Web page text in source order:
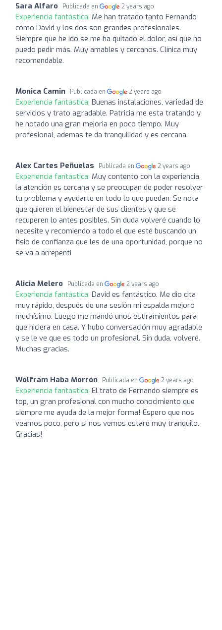
Sara Alfaro Publicada en 2 years ago
Experiencia fantástica: Me han tratado tanto Fernando
cómo David y los dos son grandes profesionales.
Siempre que he ido se me ha quitado el dolor, así que no
puedo pedir más. Muy amables y cercanos. Clínica muy
recomendable.
Monica Camin Publicada en 2 years ago
Experiencia fantástica: Buenas instalaciones, variedad de
servicios y trato agradable. Patricia me esta tratando y
he notado una gran mejoria en poco tiempo. Muy
profesional, ademas te da tranquilidad y es cercana.
Alex Cartes Peñuelas Publicada en 2 years ago
Experiencia fantástica: Muy contento con la experiencia,
la atención es cercana y se preocupan de poder resolver
tu problema y ayudarte en todo lo que puedan. Se nota
que quieren el bienestar de sus clientes y que se
recuperen lo antes posibles. Sin duda volveré cuando lo
necesite y recomiendo a todo el que esté buscando un
fisio de confianza que les de una oportunidad, porque no
se va a arrepenti
Alicia Melero Publicada en 2 years ago
Experiencia fantástica: David es fantástico. Me dio cita
muy rápido, después de una sesión mi espalda mejoró
muchísimo. Luego me mandó unos estiramientos para
que hiciera en casa. Y hubo conversación muy agradable
y se le ve que es todo un profesional. Sin duda, volveré.
Muchas gracias.
Wolfram Haba Morrón Publicada en 2 years ago
Experiencia fantástica: El trato de Fernando siempre es
top, un gran profesional con mucho conocimiento que
siempre me ayuda de la mejor forma! Espero que nos
veamos poco, pero si nos vemos estaré muy tranquilo.
Gracias!